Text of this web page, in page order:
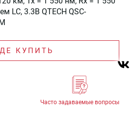
LC, 3.3В QTECH QSC-
КУПИТЬ
Часто задаваемые вопросы